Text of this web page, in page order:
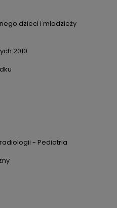
dzieci i młodzieży
2010
- Pediatria